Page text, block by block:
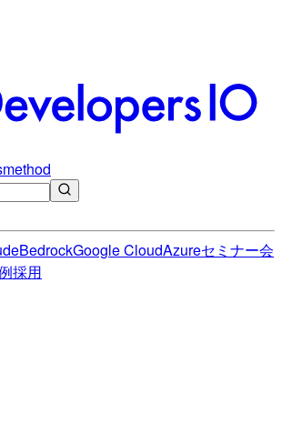
BedrockGoogle CloudAzureセミナー会
採用